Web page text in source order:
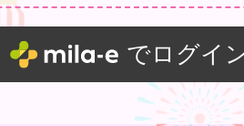
でログイ